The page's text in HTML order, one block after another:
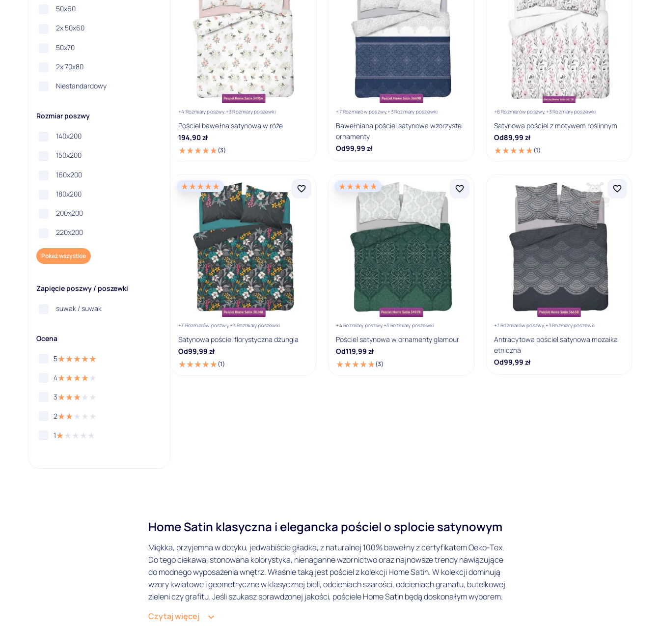
50x60
2x 50x60
50x70
2x 70x80
Niestandardowy
Rozmiar poszwy
140x200
150x200
160x200
180x200
200x200
220x200
Pokaż wszystkie
Zapięcie poszwy / poszewki
suwak / suwak
Ocena
5
4
3
2
1
+4 Rozmiary poszwy,+3 Rozmiary poszewki
Pościel bawełna satynowa w róże
194,90zł
(3)
+7 Rozmiarów poszwy,+3 Rozmiary poszewki
Bawełniana pościel satynowa wzorzyste
ornamenty
Od99,99 zł
+6 Rozmiarów poszwy,+3 Rozmiary poszewki
Satynowa pościel z motywem roślinnym
Od89,99 zł
(1)
+7 Rozmiarów poszwy,+3 Rozmiary poszewki
Satynowa pościel florystyczna dżungla
Od99,99 zł
(1)
+4 Rozmiary poszwy,+3 Rozmiary poszewki
Pościel satynowa w ornamenty glamour
Od119,99 zł
(3)
+7 Rozmiarów poszwy,+3 Rozmiary poszewki
Antracytowa pościel satynowa mozaika
etniczna
Od99,99 zł
Home Satin klasyczna i elegancka pościel o splocie satynowym
Miękka, przyjemna w dotyku, jedwabiście gładka, z naturalnej 100% bawełny z certyfikatem Oeko-Tex.
Do tego ciekawa, stonowana kolorystyka, nienaganne wzornictwo oraz najnowsze trendy nawiązujące
do modnego wyposażenia wnętrz. Właśnie taką jest pościel z kolekcji Home Satin. W kolekcji dominują
wzory kwiatowe i geometryczne w klasycznej bieli, odcieniach szarości, odcieniach granatu, butelkowej
zieleni czy grafitu. Jeśli szukasz sprawdzonej jakości, pościele Home Satin będą doskonałym wyborem.
standardzie Ikea Euro.
Czytaj więcej